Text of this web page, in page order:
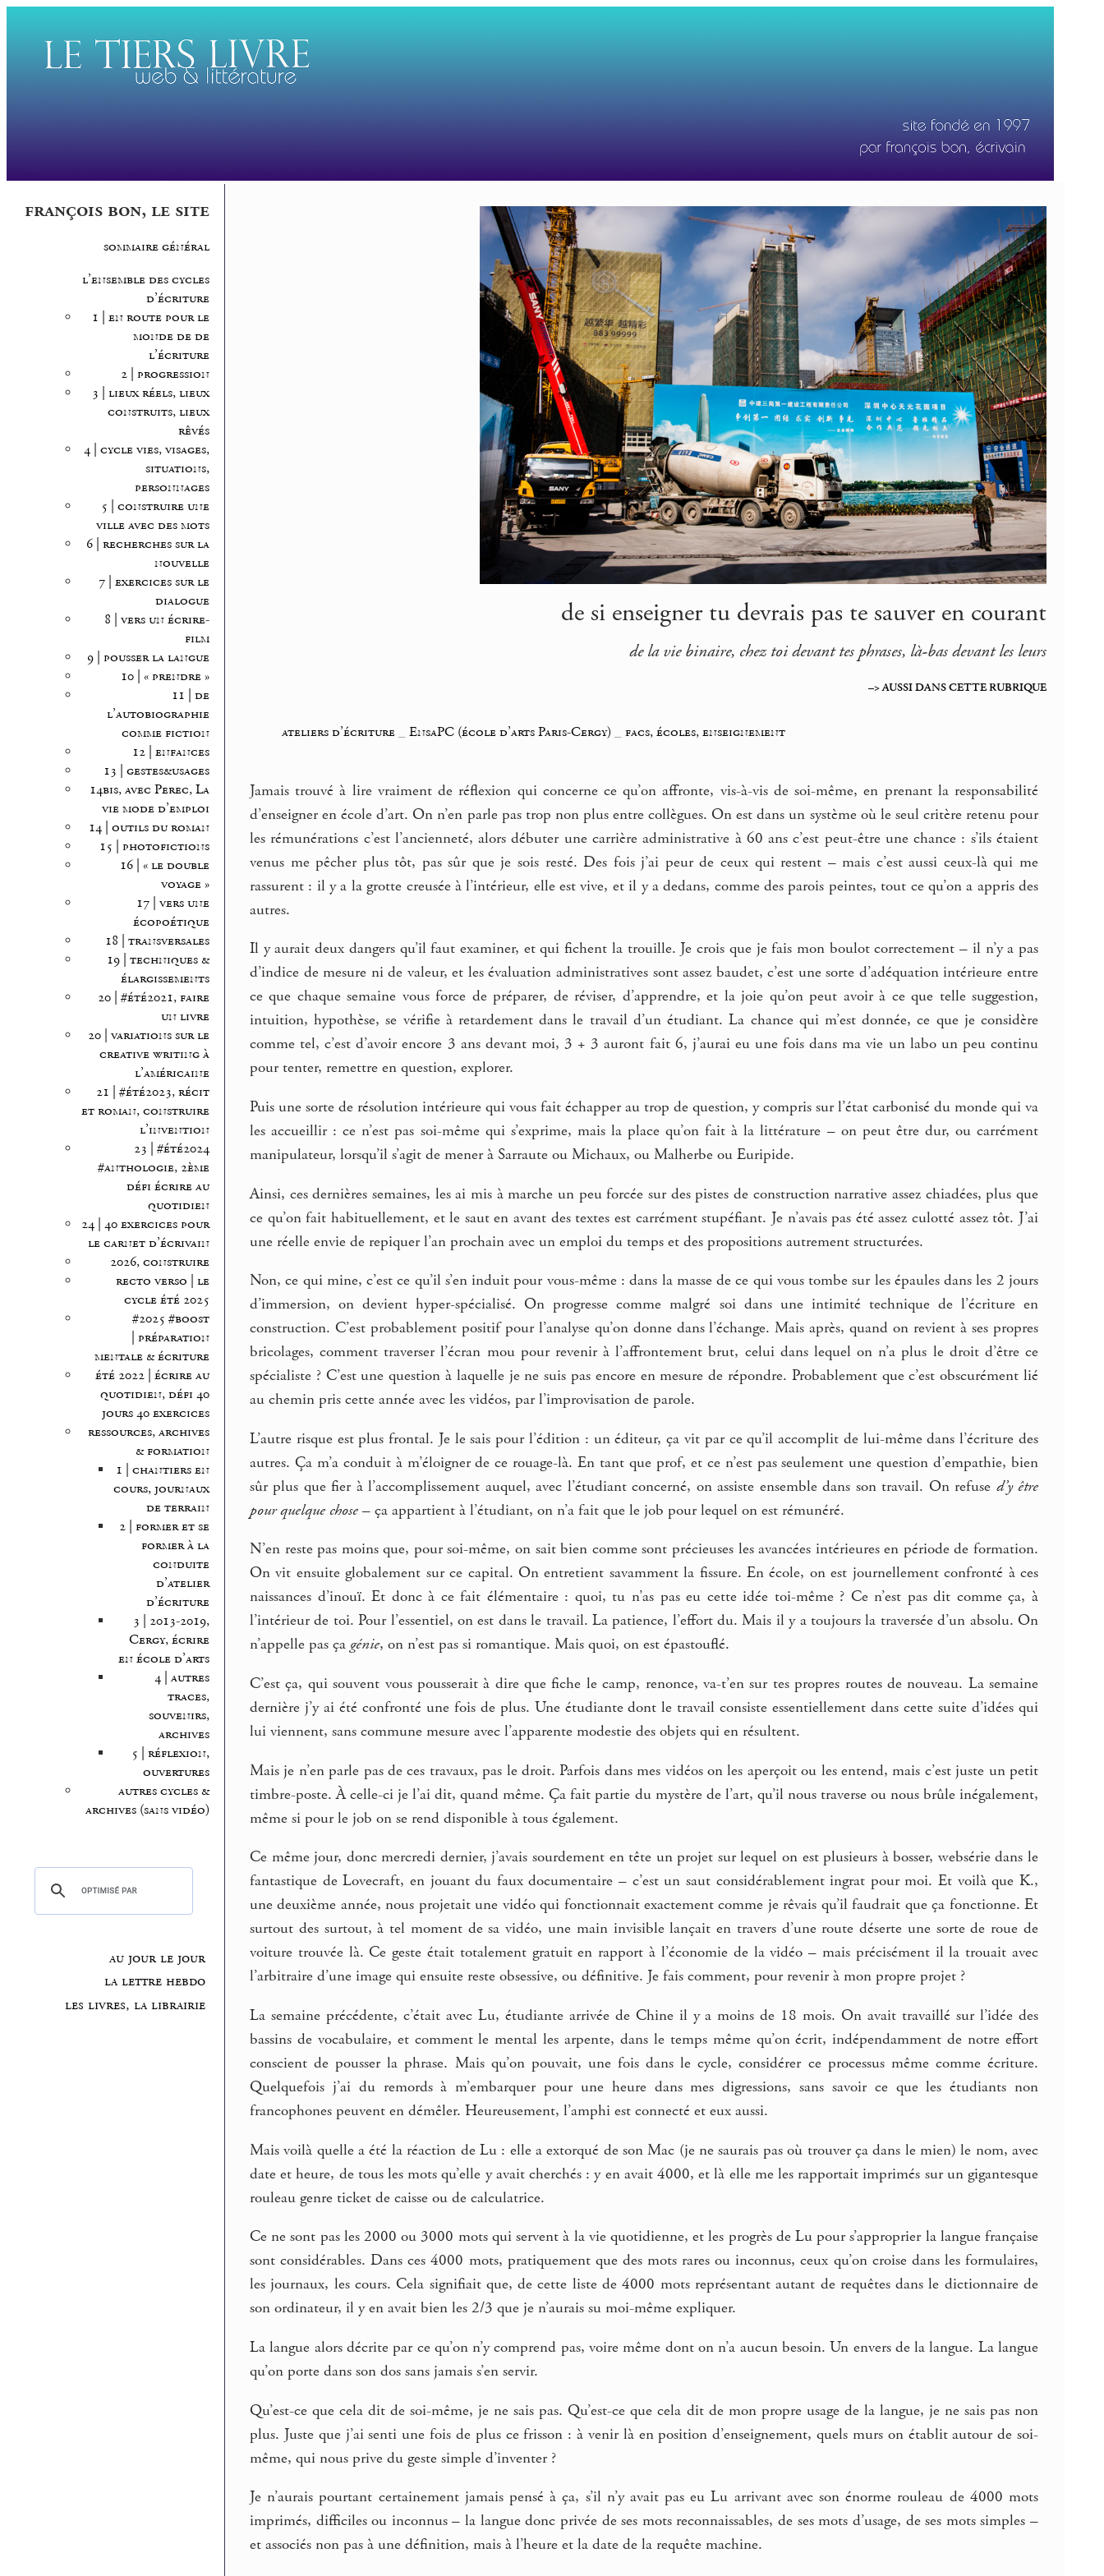
françois bon, le site
sommaire général
l’ensemble des cycles
d’écriture
1 | en route pour le
monde de de
l’écriture
2 | progression
3 | lieux réels, lieux
construits, lieux
rêvés
4 | cycle vies, visages,
situations,
personnages
5 | construire une
ville avec des mots
6 | recherches sur la
nouvelle
7 | exercices sur le
dialogue
8 | vers un écrire-
film
9 | pousser la langue
10 | « prendre »
11 | de
l’autobiographie
comme fiction
12 | enfances
13 | gestes&usages
14bis, avec Perec, La
vie mode d’emploi
14 | outils du roman
15 | photofictions
16 | « le double
voyage »
17 | vers une
écopoétique
18 | transversales
19 | techniques &
élargissements
20 | #été2021, faire
un livre
20 | variations sur le
creative writing à
l’américaine
21 | #été2023, récit
et roman, construire
l’invention
23 | #été2024
#anthologie, 2ème
défi écrire au
quotidien
24 | 40 exercices pour
le carnet d’écrivain
2026, construire
recto verso | le
cycle été 2025
#2025 #boost
| préparation
mentale & écriture
été 2022 | écrire au
quotidien, défi 40
jours 40 exercices
ressources, archives
& formation
1 | chantiers en
cours, journaux
de terrain
2 | former et se
former à la
conduite
d’atelier
d’écriture
3 | 2013-2019,
Cergy, écrire
en école d’arts
4 | autres
traces,
souvenirs,
archives
5 | réflexion,
ouvertures
autres cycles &
archives (sans vidéo)
au jour le jour
la lettre hebdo
les livres, la librairie
de si enseigner tu devrais pas te sauver en courant
de la vie binaire, chez toi devant tes phrases, là-bas devant les leurs
–> AUSSI DANS CETTE RUBRIQUE
ateliers d’écriture _EnsaPC (école d’arts Paris-Cergy) _facs, écoles, enseignement
Jamais trouvé à lire vraiment de réflexion qui concerne ce qu’on affronte, vis-à-vis de soi-même, en prenant la responsabilité
d’enseigner en école d’art. On n’en parle pas trop non plus entre collègues. On est dans un système où le seul critère retenu pour
les rémunérations c’est l’ancienneté, alors débuter une carrière administrative à 60 ans c’est peut-être une chance : s’ils étaient
venus me pêcher plus tôt, pas sûr que je sois resté. Des fois j’ai peur de ceux qui restent – mais c’est aussi ceux-là qui me
rassurent : il y a la grotte creusée à l’intérieur, elle est vive, et il y a dedans, comme des parois peintes, tout ce qu’on a appris des
autres.
Il y aurait deux dangers qu’il faut examiner, et qui fichent la trouille. Je crois que je fais mon boulot correctement – il n’y a pas
d’indice de mesure ni de valeur, et les évaluation administratives sont assez baudet, c’est une sorte d’adéquation intérieure entre
ce que chaque semaine vous force de préparer, de réviser, d’apprendre, et la joie qu’on peut avoir à ce que telle suggestion,
intuition, hypothèse, se vérifie à retardement dans le travail d’un étudiant. La chance qui m’est donnée, ce que je considère
comme tel, c’est d’avoir encore 3 ans devant moi, 3 + 3 auront fait 6, j’aurai eu une fois dans ma vie un labo un peu continu
pour tenter, remettre en question, explorer.
Puis une sorte de résolution intérieure qui vous fait échapper au trop de question, y compris sur l’état carbonisé du monde qui va
les accueillir : ce n’est pas soi-même qui s’exprime, mais la place qu’on fait à la littérature – on peut être dur, ou carrément
manipulateur, lorsqu’il s’agit de mener à Sarraute ou Michaux, ou Malherbe ou Euripide.
Ainsi, ces dernières semaines, les ai mis à marche un peu forcée sur des pistes de construction narrative assez chiadées, plus que
ce qu’on fait habituellement, et le saut en avant des textes est carrément stupéfiant. Je n’avais pas été assez culotté assez tôt. J’ai
une réelle envie de repiquer l’an prochain avec un emploi du temps et des propositions autrement structurées.
Non, ce qui mine, c’est ce qu’il s’en induit pour vous-même : dans la masse de ce qui vous tombe sur les épaules dans les 2 jours
d’immersion, on devient hyper-spécialisé. On progresse comme malgré soi dans une intimité technique de l’écriture en
construction. C’est probablement positif pour l’analyse qu’on donne dans l’échange. Mais après, quand on revient à ses propres
bricolages, comment traverser l’écran mou pour revenir à l’affrontement brut, celui dans lequel on n’a plus le droit d’être ce
spécialiste ? C’est une question à laquelle je ne suis pas encore en mesure de répondre. Probablement que c’est obscurément lié
au chemin pris cette année avec les vidéos, par l’improvisation de parole.
L’autre risque est plus frontal. Je le sais pour l’édition : un éditeur, ça vit par ce qu’il accomplit de lui-même dans l’écriture des
autres. Ça m’a conduit à m’éloigner de ce rouage-là. En tant que prof, et ce n’est pas seulement une question d’empathie, bien
sûr plus que fier à l’accomplissement auquel, avec l’étudiant concerné, on assiste ensemble dans son travail. On refuse d’y être
pour quelque chose – ça appartient à l’étudiant, on n’a fait que le job pour lequel on est rémunéré.
N’en reste pas moins que, pour soi-même, on sait bien comme sont précieuses les avancées intérieures en période de formation.
On vit ensuite globalement sur ce capital. On entretient savamment la fissure. En école, on est journellement confronté à ces
naissances d’inouï. Et donc à ce fait élémentaire : quoi, tu n’as pas eu cette idée toi-même ? Ce n’est pas dit comme ça, à
l’intérieur de toi. Pour l’essentiel, on est dans le travail. La patience, l’effort du. Mais il y a toujours la traversée d’un absolu. On
n’appelle pas ça génie, on n’est pas si romantique. Mais quoi, on est épastouflé.
C’est ça, qui souvent vous pousserait à dire que fiche le camp, renonce, va-t’en sur tes propres routes de nouveau. La semaine
dernière j’y ai été confronté une fois de plus. Une étudiante dont le travail consiste essentiellement dans cette suite d’idées qui
lui viennent, sans commune mesure avec l’apparente modestie des objets qui en résultent.
Mais je n’en parle pas de ces travaux, pas le droit. Parfois dans mes vidéos on les aperçoit ou les entend, mais c’est juste un petit
timbre-poste. À celle-ci je l’ai dit, quand même. Ça fait partie du mystère de l’art, qu’il nous traverse ou nous brûle inégalement,
même si pour le job on se rend disponible à tous également.
Ce même jour, donc mercredi dernier, j’avais sourdement en tête un projet sur lequel on est plusieurs à bosser, websérie dans le
fantastique de Lovecraft, en jouant du faux documentaire – c’est un saut considérablement ingrat pour moi. Et voilà que K.,
une deuxième année, nous projetait une vidéo qui fonctionnait exactement comme je rêvais qu’il faudrait que ça fonctionne. Et
surtout des surtout, à tel moment de sa vidéo, une main invisible lançait en travers d’une route déserte une sorte de roue de
voiture trouvée là. Ce geste était totalement gratuit en rapport à l’économie de la vidéo – mais précisément il la trouait avec
l’arbitraire d’une image qui ensuite reste obsessive, ou définitive. Je fais comment, pour revenir à mon propre projet ?
La semaine précédente, c’était avec Lu, étudiante arrivée de Chine il y a moins de 18 mois. On avait travaillé sur l’idée des
bassins de vocabulaire, et comment le mental les arpente, dans le temps même qu’on écrit, indépendamment de notre effort
conscient de pousser la phrase. Mais qu’on pouvait, une fois dans le cycle, considérer ce processus même comme écriture.
Quelquefois j’ai du remords à m’embarquer pour une heure dans mes digressions, sans savoir ce que les étudiants non
francophones peuvent en démêler. Heureusement, l’amphi est connecté et eux aussi.
Mais voilà quelle a été la réaction de Lu : elle a extorqué de son Mac (je ne saurais pas où trouver ça dans le mien) le nom, avec
date et heure, de tous les mots qu’elle y avait cherchés : y en avait 4000, et là elle me les rapportait imprimés sur un gigantesque
rouleau genre ticket de caisse ou de calculatrice.
Ce ne sont pas les 2000 ou 3000 mots qui servent à la vie quotidienne, et les progrès de Lu pour s’approprier la langue française
sont considérables. Dans ces 4000 mots, pratiquement que des mots rares ou inconnus, ceux qu’on croise dans les formulaires,
les journaux, les cours. Cela signifiait que, de cette liste de 4000 mots représentant autant de requêtes dans le dictionnaire de
son ordinateur, il y en avait bien les 2/3 que je n’aurais su moi-même expliquer.
La langue alors décrite par ce qu’on n’y comprend pas, voire même dont on n’a aucun besoin. Un envers de la langue. La langue
qu’on porte dans son dos sans jamais s’en servir.
Qu’est-ce que cela dit de soi-même, je ne sais pas. Qu’est-ce que cela dit de mon propre usage de la langue, je ne sais pas non
plus. Juste que j’ai senti une fois de plus ce frisson : à venir là en position d’enseignement, quels murs on établit autour de soi-
même, qui nous prive du geste simple d’inventer ?
Je n’aurais pourtant certainement jamais pensé à ça, s’il n’y avait pas eu Lu arrivant avec son énorme rouleau de 4000 mots
imprimés, difficiles ou inconnus – la langue donc privée de ses mots reconnaissables, de ses mots d’usage, de ses mots simples –
et associés non pas à une définition, mais à l’heure et la date de la requête machine.